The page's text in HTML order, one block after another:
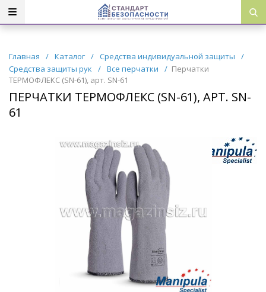
Главная / Каталог / Средства индивидуальной защиты
/
Средства защиты рук
/ Все перчатки / Перчатки
ТЕРМОФЛЕКС (SN-61), арт. SN-61
ПЕРЧАТКИ ТЕРМОФЛЕКС (SN-61), АРТ. SN-
61